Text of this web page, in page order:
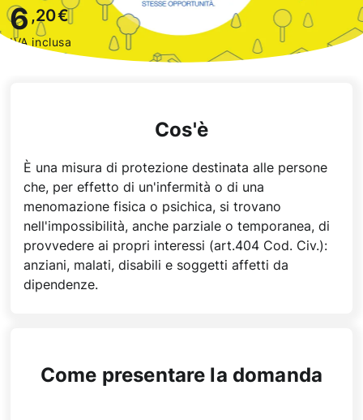
6 ,20€
IVA inclusa
Cos'è
È una misura di protezione destinata alle persone
che, per effetto di un'infermità o di una
menomazione fisica o psichica, si trovano
nell'impossibilità, anche parziale o temporanea, di
provvedere ai propri interessi (art.404 Cod. Civ.):
anziani, malati, disabili e soggetti affetti da
dipendenze.
Come presentare la domanda